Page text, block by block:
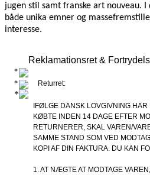
jugen stil samt franske art nouveau.
både unika emner og
interesse.
Reklamationsret &
Returret:
IFØLGE DANSK LOVGIVNING
KØBTE INDEN 14 DAGE EFTER
RETURNERER, SKAL VAREN/
SAMME STAND SOM VED
KOPI AF DIN FAKTURA. DU KAN
1. AT NÆGTE AT MODTAGE